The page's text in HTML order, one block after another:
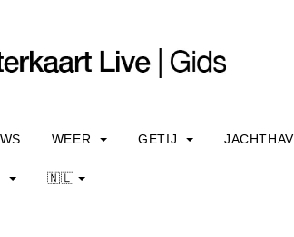
WEER GETIJ
🇳🇱